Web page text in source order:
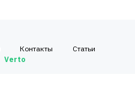
Контакты
Статьи
Verto